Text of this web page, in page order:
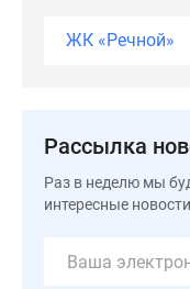
ЖК «Речной»
Рассылка
Раз в неделю мы
интересные